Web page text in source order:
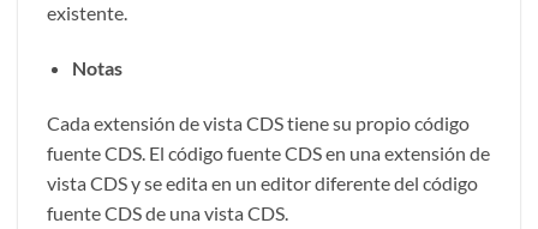
existente.
Notas
Cada extensión de vista CDS tiene su propio código
fuente CDS. El código fuente CDS en una extensión de
vista CDS y se edita en un editor diferente del código
fuente CDS de una vista CDS.